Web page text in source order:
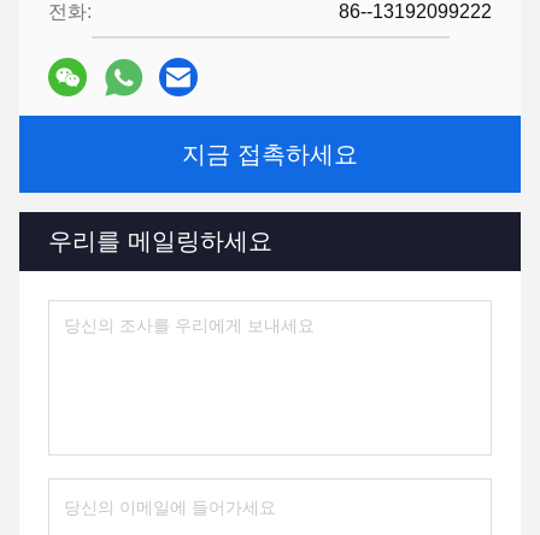
전화: 86--13192099222
지금 접촉하세요
우리를 메일링하세요